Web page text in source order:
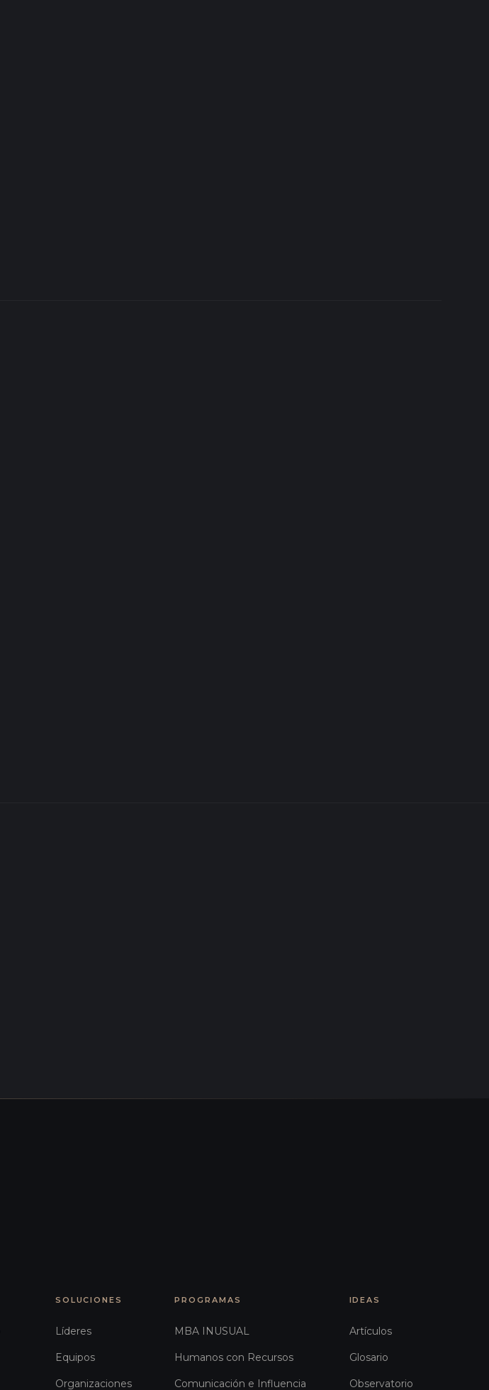
SOLUCIONES
Líderes
Equipos
Organizaciones
PROGRAMAS
MBA INUSUAL
Humanos con Recursos
Comunicación e Influencia
IDEAS
Artículos
Glosario
Observatorio